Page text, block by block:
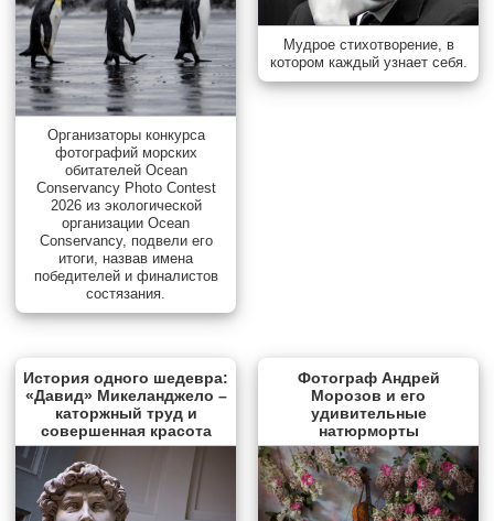
Организаторы конкурса
фотографий морских
обитателей Ocean
Conservancy Photo Contest
2026 из экологической
организации Ocean
Conservancy, подвели его
итоги, назвав имена
победителей и финалистов
состязания.
Мудрое стихотворение, в
котором каждый узнает себя.
История одного шедевра:
«Давид» Микеланджело –
каторжный труд и
совершенная красота
Фотограф Андрей
Морозов и его
удивительные
натюрморты